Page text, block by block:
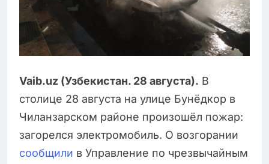
Vaib.uz (Узбекистан. 28 августа). В
столице 28 августа на улице Бунёдкор в
Чиланзарском районе произошёл пожар:
загорелся электромобиль. О возгорании
сообщили в Управление по чрезвычайным